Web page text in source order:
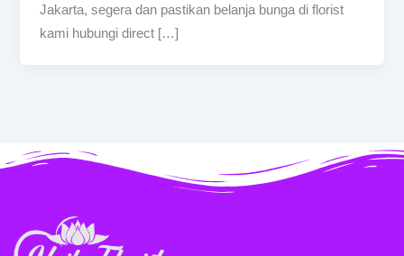
Jakarta, segera dan pastikan belanja bunga di florist
kami hubungi direct […]